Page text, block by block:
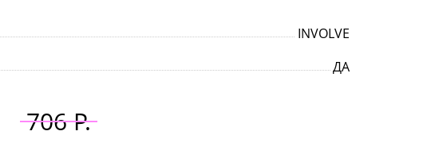
INVOLVE
ДА
706 Р.